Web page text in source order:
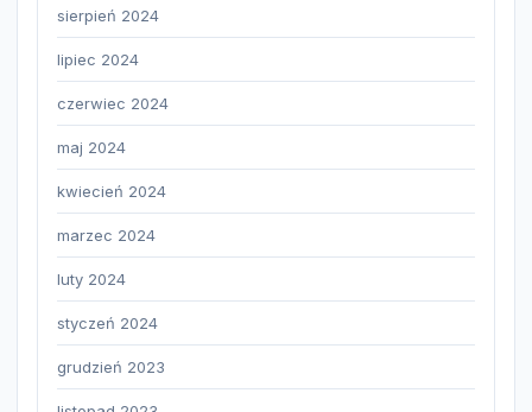
sierpień 2024
lipiec 2024
czerwiec 2024
maj 2024
kwiecień 2024
marzec 2024
luty 2024
styczeń 2024
grudzień 2023